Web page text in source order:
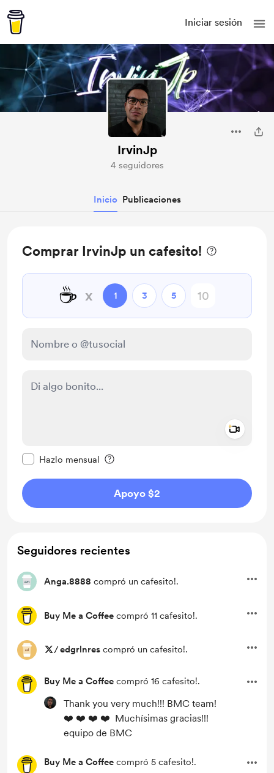
Iniciar sesión
IrvinJp
4 seguidores
Inicio Publicaciones
Comprar IrvinJp un cafesito!
☕ x 1 3 5
Hazlo mensual
Apoyo $2
Seguidores recientes
Anga.8888 compró un cafesito!.
Buy Me a Coffee compró 11 cafesito!.
/edgrlnres compró un cafesito!.
Buy Me a Coffee compró 16 cafesito!.
Thank you very much!!! BMC team!
❤️ ❤️ ❤️ ❤️ Muchísimas gracias!!!
equipo de BMC
Buy Me a Coffee compró 5 cafesito!.